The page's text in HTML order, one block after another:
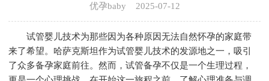
优孕baby 2025-07-12
试管婴儿技术为那些因为各种原因无法自然怀孕的家庭带
来了希望。哈萨克斯坦作为试管婴儿技术的发源地之一，吸引
了众多备孕家庭前往。然而，试管备孕不仅是一个生理过程，